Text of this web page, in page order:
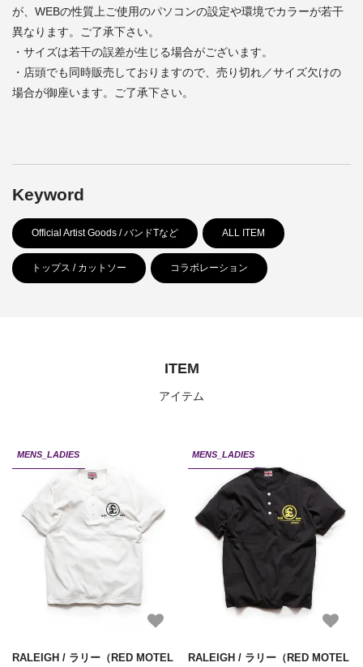
が、WEBの性質上ご使用のパソコンの設定や環境でカラーが若干
異なります。ご了承下さい。
・サイズは若干の誤差が生じる場合がございます。
・店頭でも同時販売しておりますので、売り切れ／サイズ欠けの
場合が御座います。ご了承下さい。
Keyword
Official Artist Goods / バンドTなど ALL ITEM
トップス / カットソー コラボレーション
ITEM
アイテム
MENS_LADIES
RALEIGH / ラリー（RED MOTEL
MENS_LADIES
RALEIGH / ラリー（RED MOTEL